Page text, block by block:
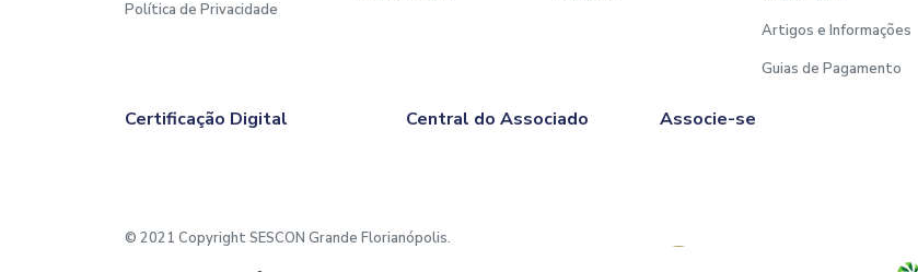
Política de Privacidade
Artigos e Informações
Guias de Pagamento
Certificação Digital Central do Associado Associe-se
© 2021 Copyright SESCON Grande Florianópolis.